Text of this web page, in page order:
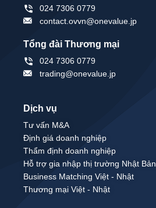
024 7306 0779
contact.ovvn@onevalue.jp
Tổng đài Thương mại
024 7306 0779
trading@onevalue.jp
Dịch vụ
Tư vấn M&A
Định giá doanh nghiệp
Thẩm định doanh nghiệp
Hỗ trợ gia nhập thị trường Nhật Bản
Business Matching Việt - Nhật
Thương mại Việt - Nhật